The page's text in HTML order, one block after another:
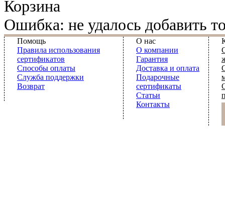
Корзина
Ошибка: не удалось добавить
Помощь
Правила использования
сертификатов
Способы оплаты
Служба поддержки
Возврат
О нас
О компании
Гарантия
Доставка и оплата
Подарочные
сертификаты
Статьи
Контакты